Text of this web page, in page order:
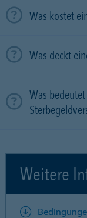
Was kostet
Was deckt
Was
Weitere